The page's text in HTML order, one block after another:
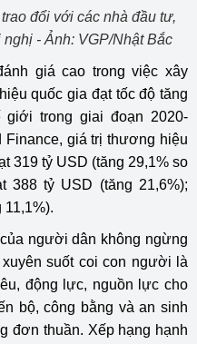
đổi với các nhà đầu tư,
- Ảnh: VGP/Nhật Bắc
giá cao trong việc xây
quốc gia đạt tốc độ tăng
trong giai đoạn 2020-
Finance, giá trị thương hiệu
319 tỷ USD (tăng 29,1% so
388 tỷ USD (tăng 21,6%);
11,1%).
người dân không ngừng
suốt coi con người là
động lực, nguồn lực cho
bộ, công bằng và an sinh
đơn thuần. Xếp hạng hạnh